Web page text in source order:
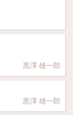
黒澤 雄一郎
黒澤 雄一郎